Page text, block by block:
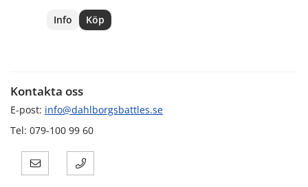
Info Köp
Kontakta oss
E-post: info@dahlborgsbattles.se
Tel: 079-100 99 60